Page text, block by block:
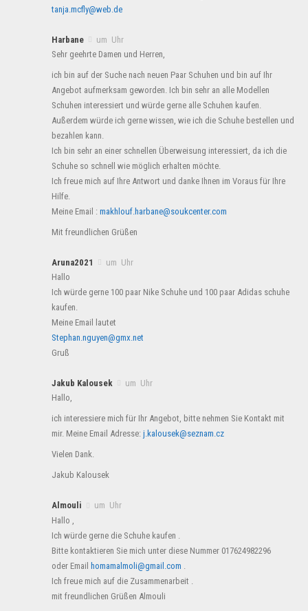
tanja.mcfly@web.de
Harbane
um Uhr
Sehr geehrte Damen und Herren,
ich bin auf der Suche nach neuen Paar Schuhen und bin auf Ihr
Angebot aufmerksam geworden. Ich bin sehr an alle Modellen
Schuhen interessiert und würde gerne alle Schuhen kaufen.
Außerdem würde ich gerne wissen, wie ich die Schuhe bestellen und
bezahlen kann.
Ich bin sehr an einer schnellen Überweisung interessiert, da ich die
Schuhe so schnell wie möglich erhalten möchte.
Ich freue mich auf Ihre Antwort und danke Ihnen im Voraus für Ihre
Hilfe.
Meine Email : makhlouf.harbane@soukcenter.com
Mit freundlichen Grüßen
Aruna2021
um Uhr
Hallo
Ich würde gerne 100 paar Nike Schuhe und 100 paar Adidas schuhe
kaufen.
Meine Email lautet
Stephan.nguyen@gmx.net
Gruß
Jakub Kalousek
um Uhr
Hallo,
ich interessiere mich für Ihr Angebot, bitte nehmen Sie Kontakt mit
mir. Meine Email Adresse: j.kalousek@seznam.cz
Vielen Dank.
Jakub Kalousek
Almouli
um Uhr
Hallo ,
Ich würde gerne die Schuhe kaufen .
Bitte kontaktieren Sie mich unter diese Nummer 017624982296
oder Email homamalmoli@gmail.com
Ich freue mich auf die Zusammenarbeit .
mit freundlichen Grüßen Almouli